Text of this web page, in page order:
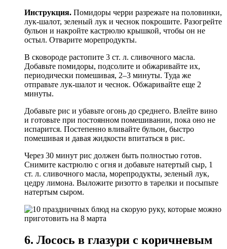
Инструкция. Помидоры черри разрежьте на половинки,
лук-шалот, зеленый лук и чеснок покрошите. Разогрейте
бульон и накройте кастрюлю крышкой, чтобы он не
остыл. Отварите морепродукты.
В сковороде растопите 3 ст. л. сливочного масла.
Добавьте помидоры, подсолите и обжаривайте их,
периодически помешивая, 2–3 минуты. Туда же
отправьте лук-шалот и чеснок. Обжаривайте еще 2
минуты.
Добавьте рис и убавьте огонь до среднего. Влейте вино
и готовьте при постоянном помешивании, пока оно не
испарится. Постепенно вливайте бульон, быстро
помешивая и давая жидкости впитаться в рис.
Через 30 минут рис должен быть полностью готов.
Снимите кастрюлю с огня и добавьте натертый сыр, 1
ст. л. сливочного масла, морепродукты, зеленый лук,
цедру лимона. Выложите ризотто в тарелки и посыпьте
натертым сыром.
6. Лосось в глазури с коричневым